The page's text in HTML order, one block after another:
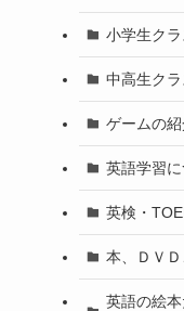
小学生クラ
中高生クラ
ゲームの紹
英語学習
英検・
本、ＤＶ
英語の絵